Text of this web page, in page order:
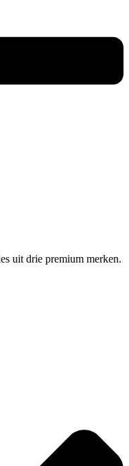
uit drie premium merken.